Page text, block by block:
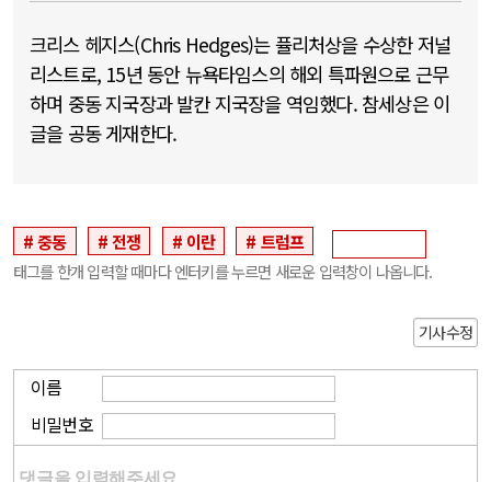
크리스 헤지스(Chris Hedges)는 퓰리처상을 수상한 저널
리스트로, 15년 동안 뉴욕타임스의 해외 특파원으로 근무
하며 중동 지국장과 발칸 지국장을 역임했다. 참세상은 이
글을 공동 게재한다.
중동 전쟁 이란 트럼프
태그를 한개 입력할 때마다 엔터키를 누르면 새로운 입력창이 나옵니다.
기사수정
이름
비밀번호